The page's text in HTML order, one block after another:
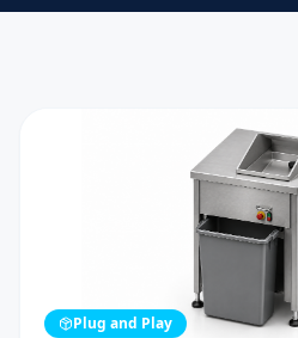
Plug and Play